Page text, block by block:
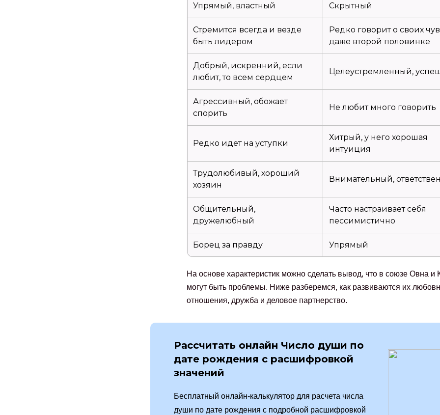
Упрямый, властный Скрытный
Стремится всегда и везде
быть лидером
Редко говорит о своих
даже второй половинке
Добрый, искренний, если
любит, то всем сердцем
Целеустремленный,
Агрессивный, обожает
спорить
Не любит много говорить
Редко идет на уступки
Хитрый, у него хорошая
интуиция
Трудолюбивый, хороший
хозяин
Внимательный,
Общительный,
дружелюбный
Часто настраивает себя
пессимистично
Борец за правду Упрямый
На основе характеристик можно сделать вывод, что в союзе Овна и
могут быть проблемы. Ниже разберемся, как развиваются их
отношения, дружба и деловое партнерство.
Рассчитать онлайн Число души по
дате рождения с расшифровкой
значений
Бесплатный онлайн-калькулятор для расчета числа
души по дате рождения с подробной расшифровкой